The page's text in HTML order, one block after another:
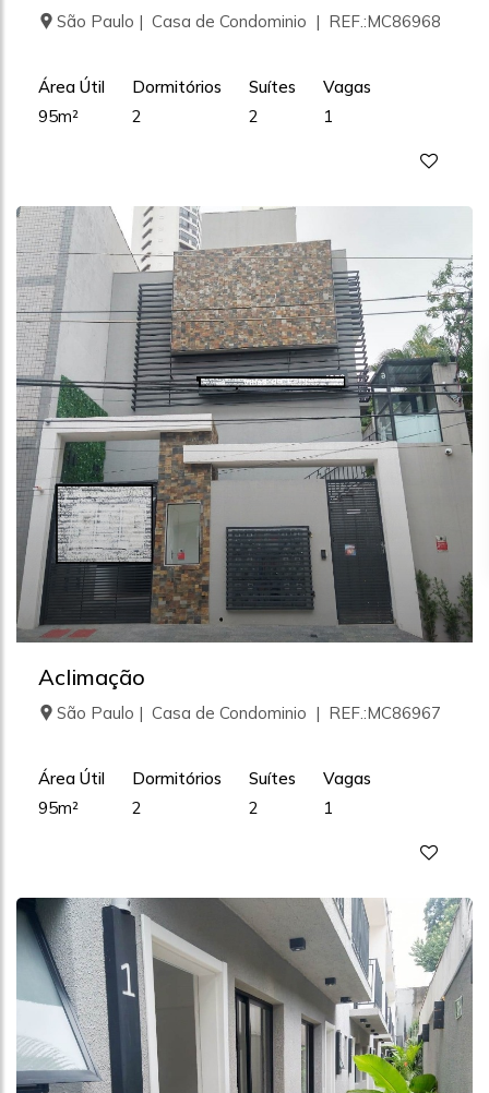
São Paulo | Casa de Condominio | REF.:MC86968
Área Útil
95m²
Dormitórios
2
Suítes
2
Vagas
1
Aclimação
São Paulo | Casa de Condominio | REF.:MC86967
Área Útil
95m²
Dormitórios
2
Suítes
2
Vagas
1